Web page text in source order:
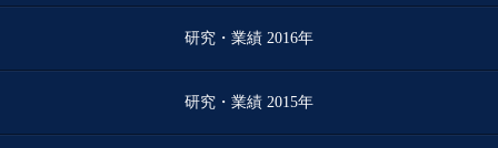
研究・業績 2016年
研究・業績 2015年